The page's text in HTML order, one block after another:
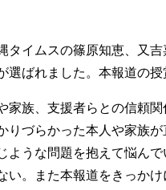
イムスの篠原知恵、又
選ばれました。本報道の授
家族、支援者らとの信頼
りづらかった本人や家族
ような問題を抱えて悩ん
い。また本報道をきっか